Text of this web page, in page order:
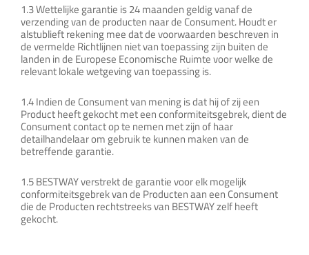
1.3 Wettelijke garantie is 24 maanden geldig vanaf de
verzending van de producten naar de Consument. Houdt er
alstublieft rekening mee dat de voorwaarden beschreven in
de vermelde Richtlijnen niet van toepassing zijn buiten de
landen in de Europese Economische Ruimte voor welke de
relevant lokale wetgeving van toepassing is.
1.4 Indien de Consument van mening is dat hij of zij een
Product heeft gekocht met een conformiteitsgebrek, dient de
Consument contact op te nemen met zijn of haar
detailhandelaar om gebruik te kunnen maken van de
betreffende garantie.
1.5 BESTWAY verstrekt de garantie voor elk mogelijk
conformiteitsgebrek van de Producten aan een Consument
die de Producten rechtstreeks van BESTWAY zelf heeft
gekocht.